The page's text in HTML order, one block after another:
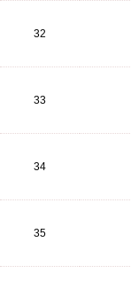
32
33
34
35